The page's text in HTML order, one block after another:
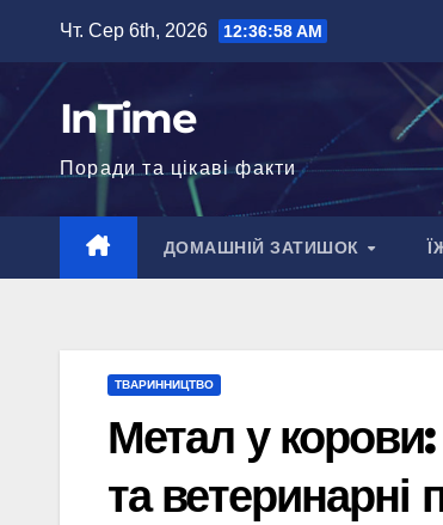
вмісту
Чт. Сер 6th, 2026 12:36:59 AM
InTime
Поради та цікаві факти
ДОМАШНІЙ ЗАТИШОК
ТВАРИННИЦТВО
Метал у
та ветеринарні